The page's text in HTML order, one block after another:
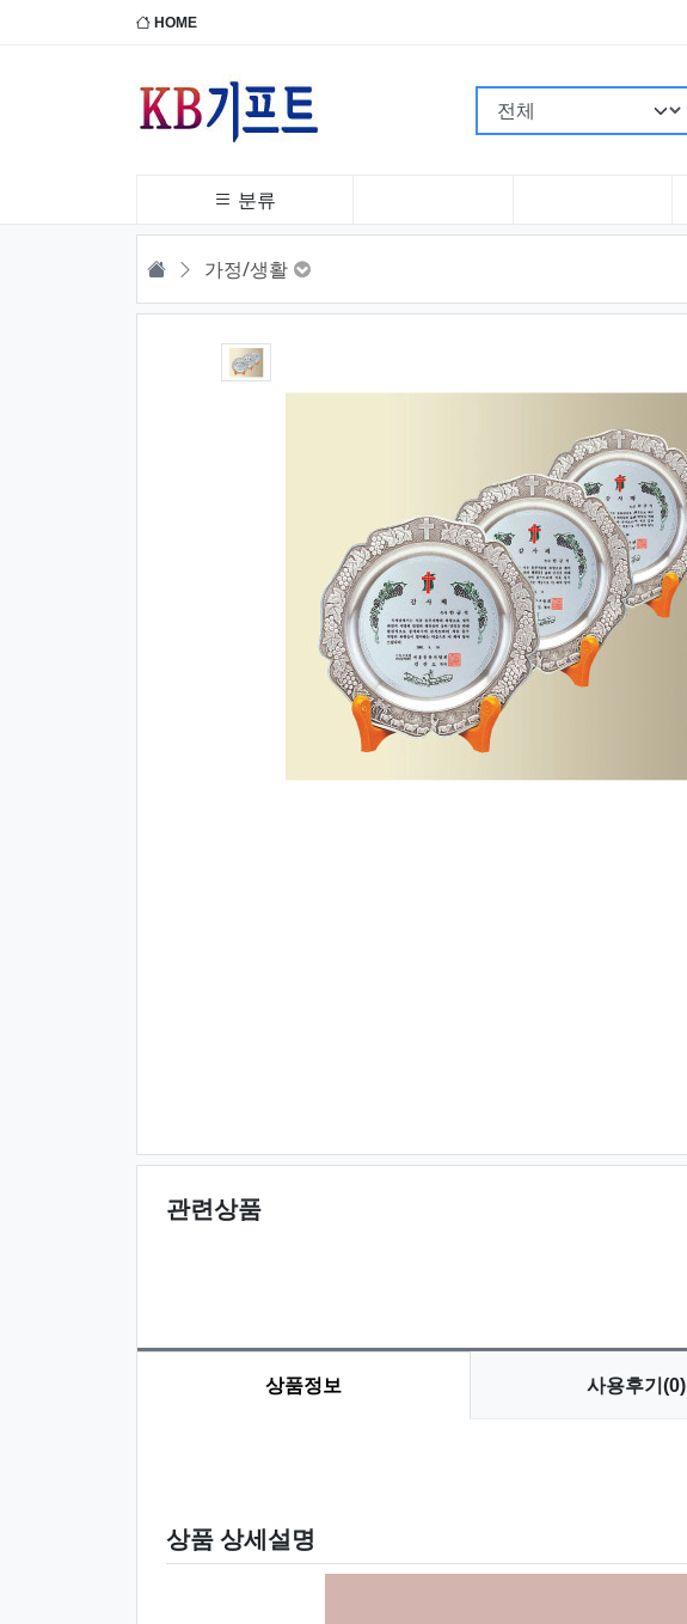
HOME
분류
HOME 가정/생활
관련상품
상품정보 사용후기(0)
상품 상세설명